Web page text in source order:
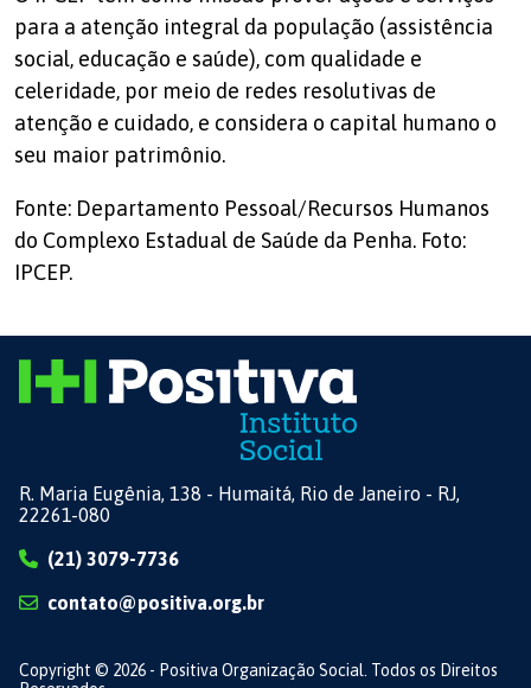
para a atenção integral da população (assistência
social, educação e saúde), com qualidade e
celeridade, por meio de redes resolutivas de
atenção e cuidado, e considera o capital humano o
seu maior patrimônio.
Fonte: Departamento Pessoal/Recursos Humanos
do Complexo Estadual de Saúde da Penha. Foto:
IPCEP.
R. Maria Eugênia, 138 - Humaitá, Rio de Janeiro - RJ,
22261-080
(21) 3079-7736
contato@positiva.org.br
Copyright © 2026 - Positiva Organização Social. Todos os Direitos